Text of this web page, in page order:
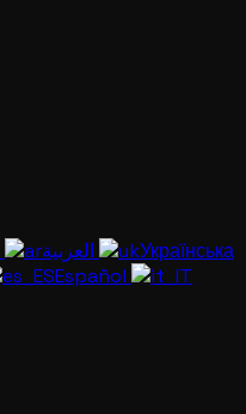
Українська
Español